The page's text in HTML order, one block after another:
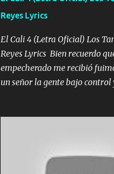
agarrar el vuelo y la mente y
Tomense un buen trago Y así
empezamos los versos que
(Music) A vido alta y bajas La
atora Pero nunca le aflojamos
pasado cosas Y aunque
es...
Reyes Lyrics
El Cali 4 (Letra Oficial) Los
Reyes Lyrics Bien recuerdo
empecherado me recibió
un señor la gente bajo control
reglas no secuestr0 no r0bar
orden nos comanda el doble P